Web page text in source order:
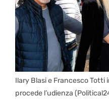
Ilary Blasi e Francesco Totti
procede l’udienza